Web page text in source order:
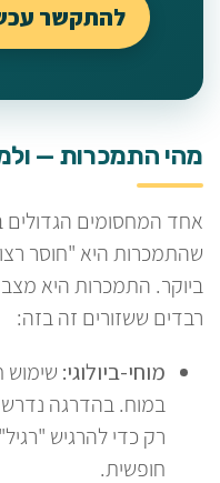
להתקשר עכשיו: 050-
מהי התמכרות —
אחד המחסומים הגדולים
שהתמכרות היא "חוסר
ביוקר. התמכרות היא
רבדים ששזורים זה בזה:
מוחי-ביולוגי:
במוח. בהדרגה
רק כדי להרגיש
חופשית.